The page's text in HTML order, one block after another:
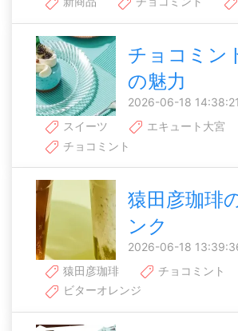
チョコミン
の魅力
2026-06-18 14:38:21
スイーツ
エキュート大宮
チョコミント
猿田彦珈琲
ンク
2026-06-18
猿田彦珈琲
チョコミント
ビターオレンジ